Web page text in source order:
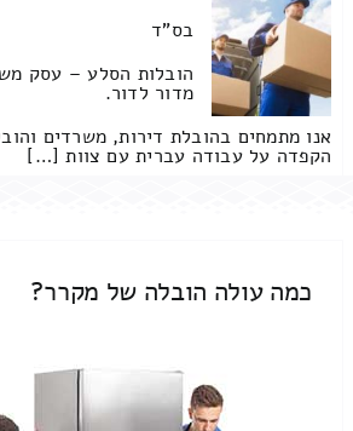
בס"ד
הובלות הסלע – עסק
מדור לדור.
אנו מתמחים בהובלת דירות, משרדים
הקפדה על עבודה עברית עם צוות […]
כמה עולה הובלה של מקרר?